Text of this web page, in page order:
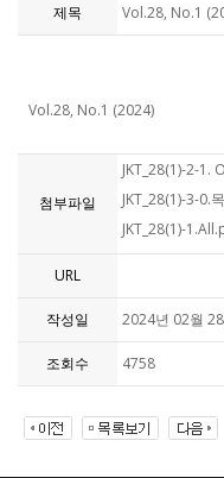
제목 Vol.28, No.1
Vol.28, No.1 (2024)
첨부파일
JKT_28(1)-2-
JKT_28(1)-3-0.
JKT_28(1)-
URL
작성일 2024년 02월
조회수 4758